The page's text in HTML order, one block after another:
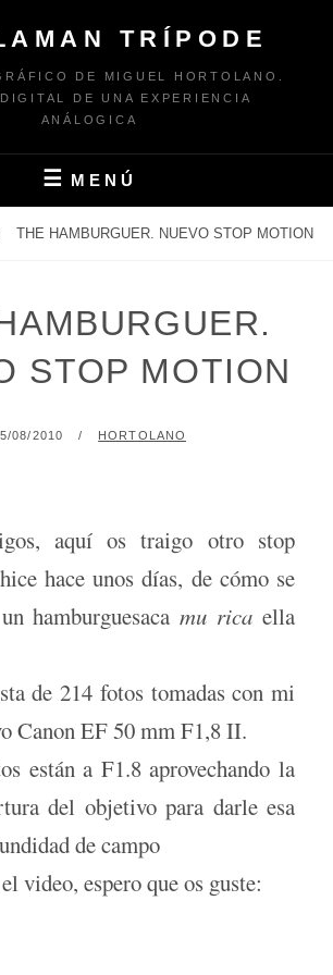
TRÍPODE
DE MIGUEL HORTOLANO.
DE UNA EXPERIENCIA
ANÁLOGICA
MENÚ
THE HAMBURGUER. NUEVO STOP MOTION
STOP MOTION
08/2010 POR
HORTOLANO
aquí os traigo otro stop
hace unos días, de cómo se
hamburguesaca mu rica ella
de 214 fotos tomadas con mi
Canon EF 50 mm F1,8 II.
están a F1.8 aprovechando la
del objetivo para darle esa
de campo
video, espero que os guste: